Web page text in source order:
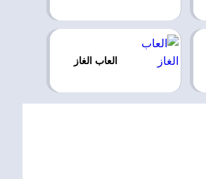
العاب الغاز